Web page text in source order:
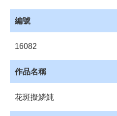
網
站
購
物
編號
16082
作品名稱
花斑擬鱗魨